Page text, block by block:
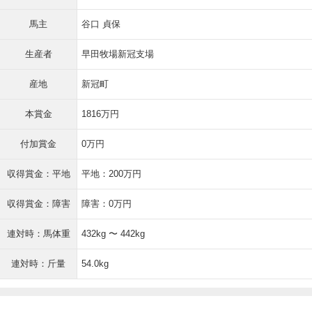
馬主 谷口 貞保
生産者 早田牧場新冠支場
産地 新冠町
本賞金 1816万円
付加賞金 0万円
収得賞金：平地 平地：200万円
収得賞金：障害 障害：0万円
連対時：馬体重 432kg 〜 442kg
連対時：斤量 54.0kg